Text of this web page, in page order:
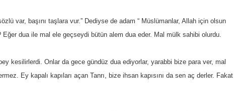
var, başını taşlara vur.” Dediyse de adam “ Müslümanlar, Allah için olsun
dua ile mal ele geçseydi bütün alem dua eder. Mal mülk sahibi olurdu.
kesilirlerdi. Onlar da gece gündüz dua ediyorlar, yarabbi bize para ver, mal
Ey kapalı kapıları açan Tanrı, bize ihsan kapısını da sen aç derler. Fakat